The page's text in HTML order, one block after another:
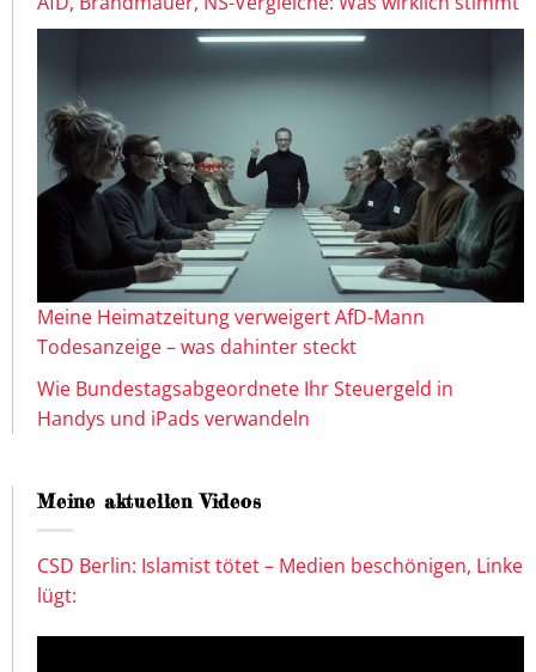
Meine Heimatzeitung verweigert AfD-Mann
Todesanzeige – was dahinter steckt
Wie Bundestagsabgeordnete Ihr Steuergeld in
Handys und iPads verwandeln
Meine aktuellen Videos
CSD Berlin: Islamist tötet – Medien beschönigen, Linke
lügt: